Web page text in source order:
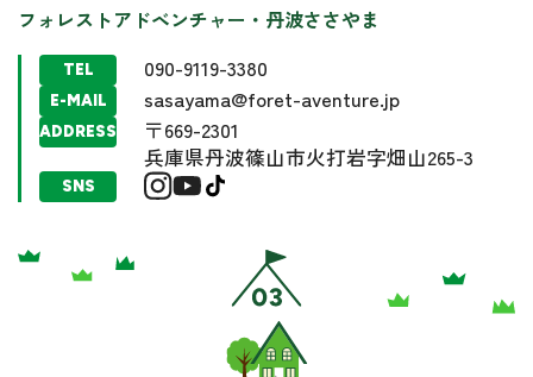
フォレストアドベンチャー・丹波ささやま
TEL 090-9119-3380
E-MAIL sasayama@foret-aventure.jp
ADDRESS
〒669-2301
兵庫県丹波篠山市火打岩字畑山265-3
SNS